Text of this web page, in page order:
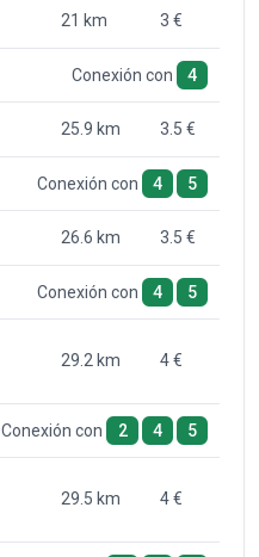
21 km 3 €
Conexión con 4
25.9 km 3.5 €
Conexión con 4 5
26.6 km 3.5 €
Conexión con 4 5
29.2 km 4 €
Conexión con 2 4 5
29.5 km 4 €